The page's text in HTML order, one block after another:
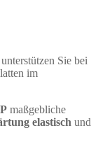
Sie bei
im
maßgebliche
elastisch und